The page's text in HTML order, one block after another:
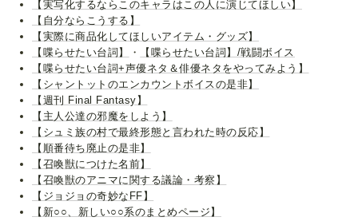
【実写化するならこのキャラはこの人に演じてほしい】
【自分ならこうする】
【実際に商品化してほしいアイテム・グッズ】
【喋らせたい台詞】
・
【喋らせたい台詞】/戦闘ボイス
【喋らせたい台詞+声優ネタ＆俳優ネタをやってみよう】
【シャントットのエンカウントボイスの是非】
【週刊 Final Fantasy】
【主人公達の邪魔をしよう】
【シュミ族の村で最終形態と言われた時の反応】
【順番待ち廃止の是非】
【召喚獣につけた名前】
【召喚獣のアニマに関する議論・考察】
【ジョジョの奇妙なFF】
【新○○、新しい○○系のまとめページ】